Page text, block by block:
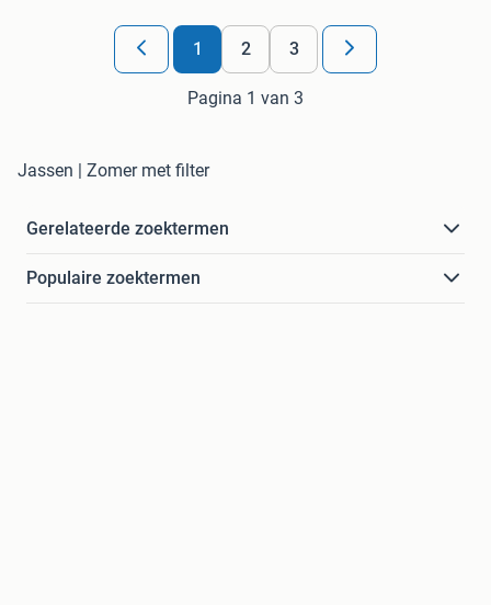
1 2 3
Pagina 1 van 3
Jassen | Zomer met filter
Gerelateerde zoektermen
Populaire zoektermen